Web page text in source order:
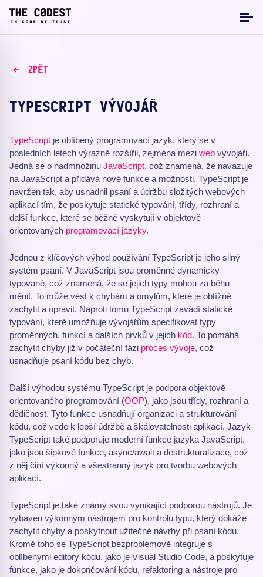
ZPĚT
TYPESCRIPT VÝVOJÁŘ
TypeScript je oblíbený programovací jazyk, který se v
posledních letech výrazně rozšířil, zejména mezi web vývojáři.
Jedná se o nadmnožinu JavaScript, což znamená, že navazuje
na JavaScript a přidává nové funkce a možnosti. TypeScript je
navržen tak, aby usnadnil psaní a údržbu složitých webových
aplikací tím, že poskytuje statické typování, třídy, rozhraní a
další funkce, které se běžně vyskytují v objektově
orientovaných programovací jazyky.
Jednou z klíčových výhod používání TypeScript je jeho silný
systém psaní. V JavaScript jsou proměnné dynamicky
typované, což znamená, že se jejich typy mohou za běhu
měnit. To může vést k chybám a omylům, které je obtížné
zachytit a opravit. Naproti tomu TypeScript zavádí statické
typování, které umožňuje vývojářům specifikovat typy
proměnných, funkcí a dalších prvků v jejich kód. To pomáhá
zachytit chyby již v počáteční fázi proces vývoje, což
usnadňuje psaní kódu bez chyb.
Další výhodou systému TypeScript je podpora objektově
orientovaného programování (OOP), jako jsou třídy, rozhraní a
dědičnost. Tyto funkce usnadňují organizaci a strukturování
kódu, což vede k lepší údržbě a škálovatelnosti aplikací. Jazyk
TypeScript také podporuje moderní funkce jazyka JavaScript,
jako jsou šipkové funkce, async/await a destrukturalizace, což
z něj činí výkonný a všestranný jazyk pro tvorbu webových
aplikací.
TypeScript je také známý svou vynikající podporou nástrojů. Je
vybaven výkonným nástrojem pro kontrolu typu, který dokáže
zachytit chyby a poskytnout užitečné návrhy při psaní kódu.
Kromě toho se TypeScript bezproblémově integruje s
oblíbenými editory kódu, jako je Visual Studio Code, a poskytuje
funkce, jako je dokončování kódu, refaktoring a nástroje pro